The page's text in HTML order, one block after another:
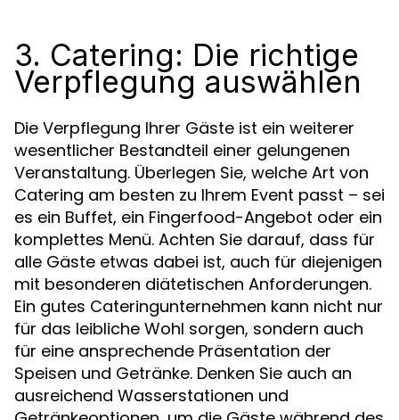
3. Catering: Die richtige
Verpflegung auswählen
Die Verpflegung Ihrer Gäste ist ein weiterer
wesentlicher Bestandteil einer gelungenen
Veranstaltung. Überlegen Sie, welche Art von
Catering am besten zu Ihrem Event passt – sei
es ein Buffet, ein Fingerfood-Angebot oder ein
komplettes Menü. Achten Sie darauf, dass für
alle Gäste etwas dabei ist, auch für diejenigen
mit besonderen diätetischen Anforderungen.
Ein gutes Cateringunternehmen kann nicht nur
für das leibliche Wohl sorgen, sondern auch
für eine ansprechende Präsentation der
Speisen und Getränke. Denken Sie auch an
ausreichend Wasserstationen und